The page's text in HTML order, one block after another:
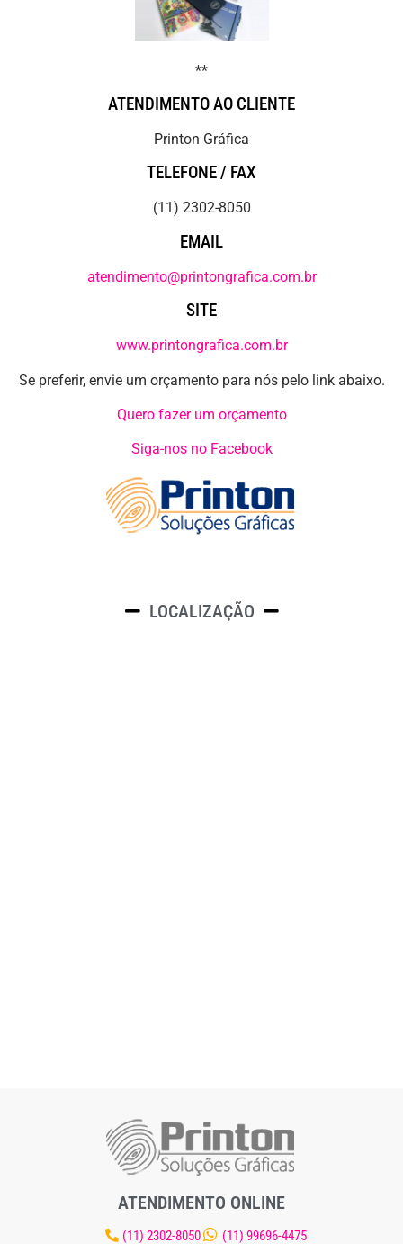
**
ATENDIMENTO AO CLIENTE
Printon Gráfica
TELEFONE / FAX
(11) 2302-8050
EMAIL
atendimento@printongrafica.com.br
SITE
www.printongrafica.com.br
Se preferir, envie um orçamento para nós pelo link abaixo.
Quero fazer um orçamento
Siga-nos no Facebook
LOCALIZAÇÃO
ATENDIMENTO ONLINE
(11) 2302-8050 (11) 99696-4475